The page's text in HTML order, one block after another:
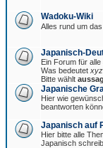
Wadoku-Wiki
Alles rund um
Japanisch-
Ein Forum für
Was bedeutet xyz
Bitte wählt
Japanische
Hier wie
beantworten
Japanisch auf
Hier bitte alle
Japanisch